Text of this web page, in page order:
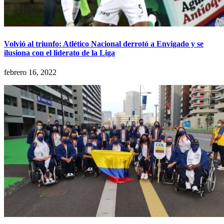
Volvió al triunfo: Atlético Nacional derrotó a Envigado y se
ilusiona con el liderato de la Liga
febrero 16, 2022